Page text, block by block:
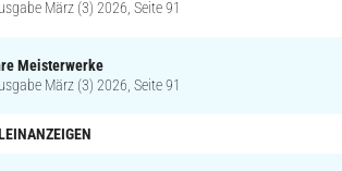
März (3) 2026, Seite 91
Meisterwerke
März (3) 2026, Seite 91